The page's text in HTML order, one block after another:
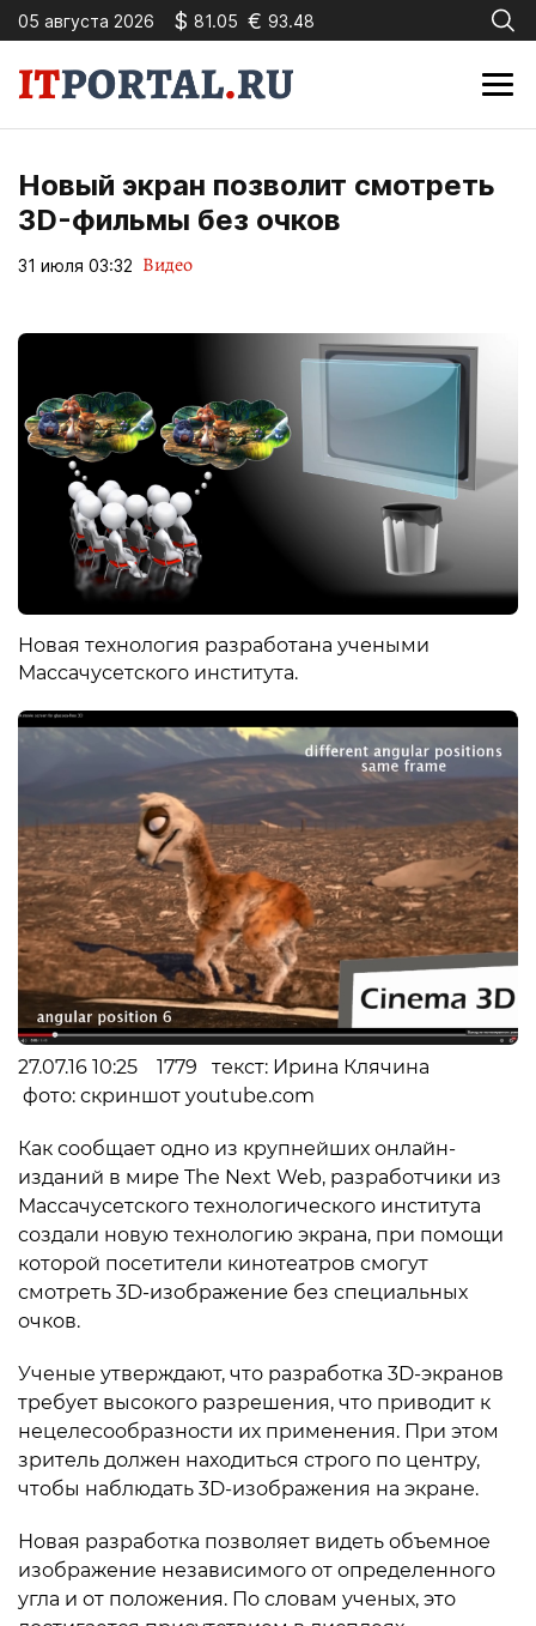
05 августа 2026 $ 81.05 € 93.48
Новый экран позволит смотреть
3D-фильмы без очков
31 июля 03:32 Видео
Новая технология разработана учеными
Массачусетского института.
27.07.16 10:25 1779 текст: Ирина Клячина
фото: скриншот youtube.com
Как сообщает одно из крупнейших онлайн-
изданий в мире The Next Web, разработчики из
Массачусетского технологического института
создали новую технологию экрана, при помощи
которой посетители кинотеатров смогут
смотреть 3D-изображение без специальных
очков.
Ученые утверждают, что разработка 3D-экранов
требует высокого разрешения, что приводит к
нецелесообразности их применения. При этом
зритель должен находиться строго по центру,
чтобы наблюдать 3D-изображения на экране.
Новая разработка позволяет видеть объемное
изображение независимого от определенного
угла и от положения. По словам ученых, это